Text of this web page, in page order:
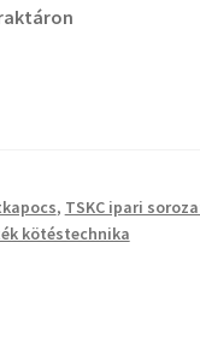
, TSKC ipari
kötéstechnika